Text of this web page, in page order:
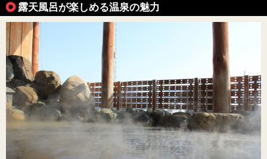
露天風呂が楽しめる温泉の魅力